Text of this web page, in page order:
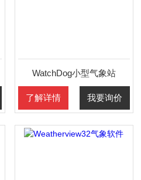
WatchDog小型气象站
了解详情 我要询价